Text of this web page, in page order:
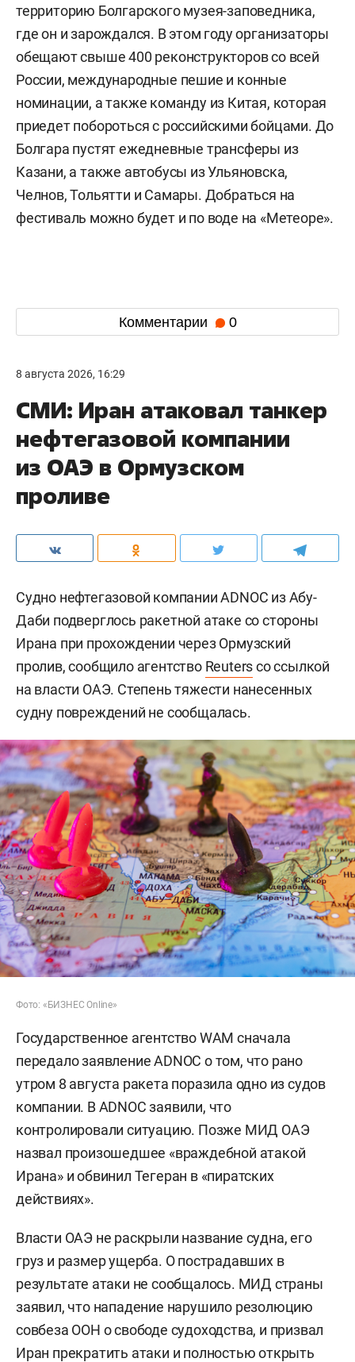
территорию Болгарского музея-заповедника,
где он и зарождался. В этом году организаторы
обещают свыше 400 реконструкторов со всей
России, международные пешие и конные
номинации, а также команду из Китая, которая
приедет побороться с российскими бойцами. До
Болгара пустят ежедневные трансферы из
Казани, а также автобусы из Ульяновска,
Челнов, Тольятти и Самары. Добраться на
фестиваль можно будет и по воде на «Метеоре».
Комментарии 0
8 августа 2026, 16:29
СМИ: Иран атаковал танкер
нефтегазовой компании
из ОАЭ в Ормузском
проливе
Судно нефтегазовой компании ADNOC из Абу-
Даби подверглось ракетной атаке со стороны
Ирана при прохождении через Ормузский
пролив, сообщило агентство Reutersсо ссылкой
на власти ОАЭ. Степень тяжести нанесенных
судну повреждений не сообщалась.
Фото: «БИЗНЕС Online»
Государственное агентство WAM сначала
передало заявление ADNOC о том, что рано
утром 8 августа ракета поразила одно из судов
компании. В ADNOC заявили, что
контролировали ситуацию. Позже МИД ОАЭ
назвал произошедшее «враждебной атакой
Ирана» и обвинил Тегеран в «пиратских
действиях».
Власти ОАЭ не раскрыли название судна, его
груз и размер ущерба. О пострадавших в
результате атаки не сообщалось. МИД страны
заявил, что нападение нарушило резолюцию
совбеза ООН о свободе судоходства, и призвал
Иран прекратить атаки и полностью открыть